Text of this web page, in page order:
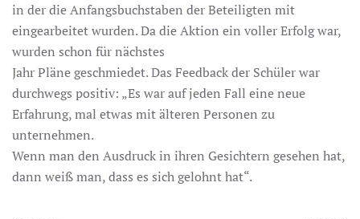
in der die Anfangsbuchstaben der Beteiligten mit
eingearbeitet wurden. Da die Aktion ein voller Erfolg war,
wurden schon für nächstes
Jahr Pläne geschmiedet. Das Feedback der Schüler war
durchwegs positiv: „Es war auf jeden Fall eine neue
Erfahrung, mal etwas mit älteren Personen zu
unternehmen.
Wenn man den Ausdruck in ihren Gesichtern gesehen hat,
dann weiß man, dass es sich gelohnt hat“.